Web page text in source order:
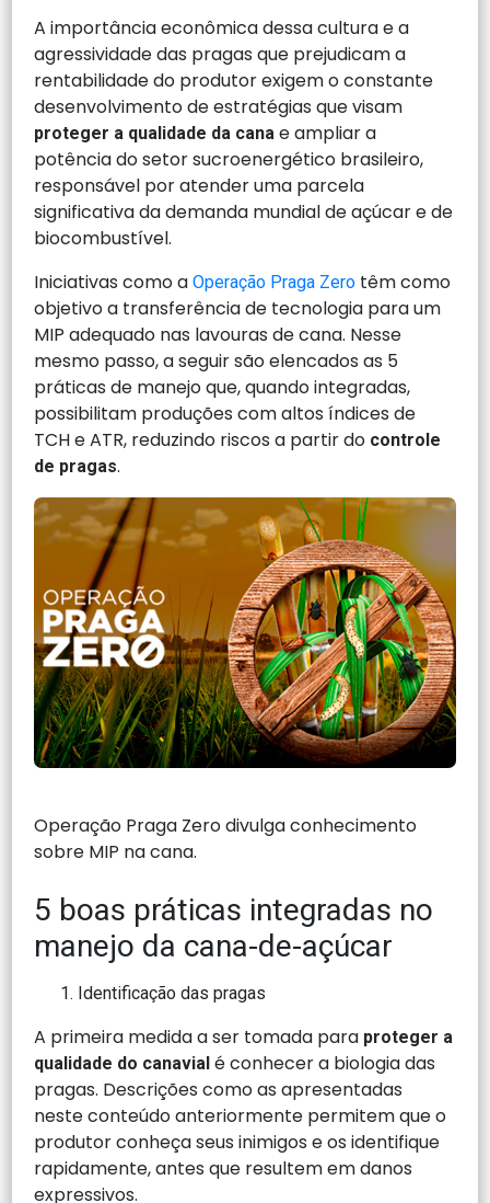
A importância econômica dessa cultura e a
agressividade das pragas que prejudicam a
rentabilidade do produtor exigem o constante
desenvolvimento de estratégias que visam
proteger a qualidade da cana e ampliar a
potência do setor sucroenergético brasileiro,
responsável por atender uma parcela
significativa da demanda mundial de açúcar e de
biocombustível.
Iniciativas como aOperação Praga Zero têm como
objetivo a transferência de tecnologia para um
MIP adequado nas lavouras de cana. Nesse
mesmo passo, a seguir são elencados as 5
práticas de manejo que, quando integradas,
possibilitam produções com altos índices de
TCH e ATR, reduzindo riscos a partir do controle
de pragas.
Operação Praga Zero divulga conhecimento
sobre MIP na cana.
5 boas práticas integradas no
manejo da cana-de-açúcar
Identificação das pragas
A primeira medida a ser tomada para proteger a
qualidade do canavial é conhecer a biologia das
pragas. Descrições como as apresentadas
neste conteúdo anteriormente permitem que o
produtor conheça seus inimigos e os identifique
rapidamente, antes que resultem em danos
expressivos.